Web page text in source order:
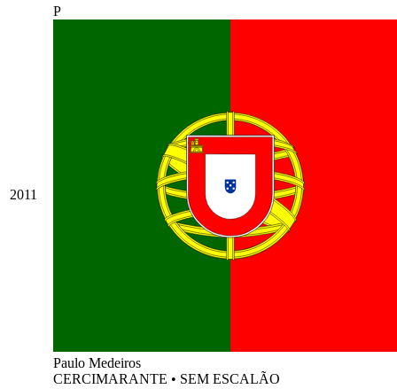
2011
P
Paulo Medeiros
CERCIMARANTE • SEM ESCALÃO